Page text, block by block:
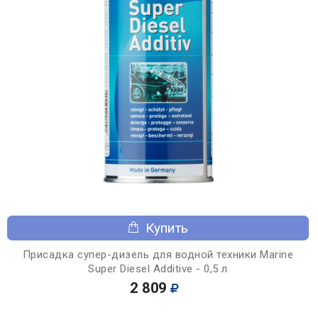
Купить
Присадка супер-дизель для водной техники Marine
Super Diesel Additive - 0,5 л
2 809